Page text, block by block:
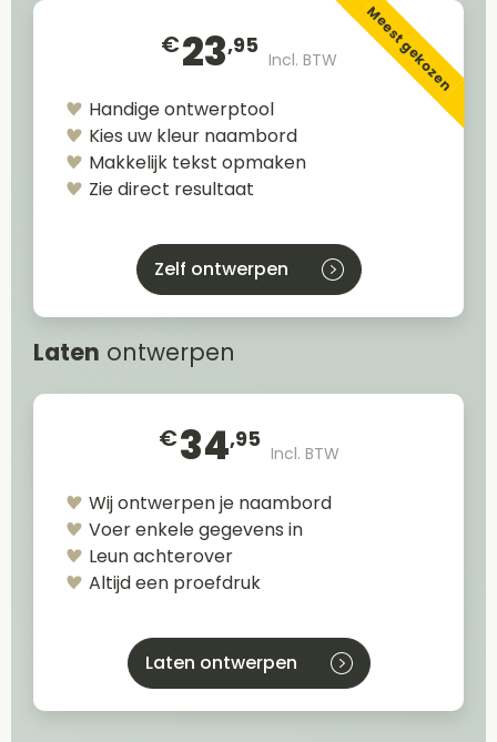
€23,95
Incl. BTW Meest gekozen
Handige ontwerptool
Kies uw kleur naambord
Makkelijk tekst opmaken
Zie direct resultaat
Zelf ontwerpen
Laten ontwerpen
€34,95
Incl. BTW
Wij ontwerpen je naambord
Voer enkele gegevens in
Leun achterover
Altijd een proefdruk
Laten ontwerpen